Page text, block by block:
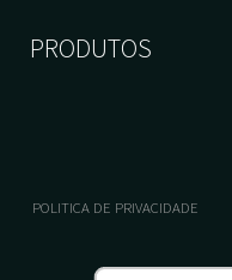
PRODUTOS
POLITICA DE PRIVACIDADE